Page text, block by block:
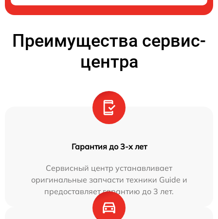
Преимущества сервис-
центра
Гарантия до 3-х лет
Сервисный центр устанавливает
оригинальные запчасти техники Guide и
предоставляет гарантию до 3 лет.